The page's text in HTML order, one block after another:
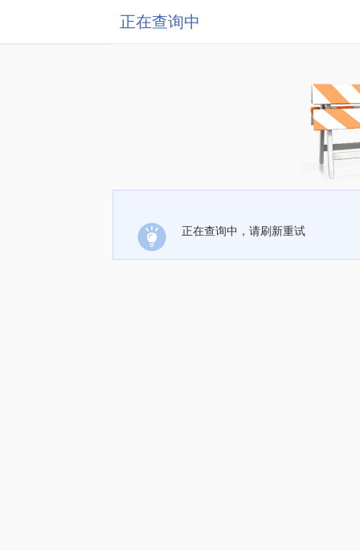
正在查询中
正在查询中，请刷新重试